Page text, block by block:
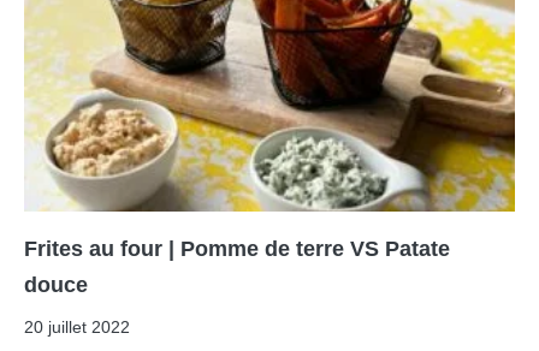
Frites au four | Pomme de terre VS Patate
douce
20 juillet 2022